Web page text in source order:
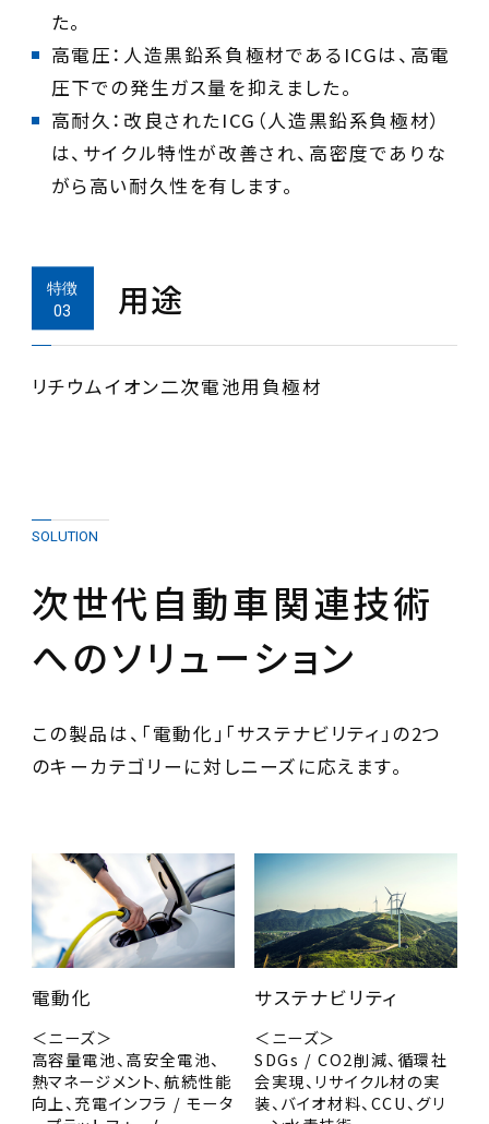
高電圧：人造黒鉛系負極材であるICGは、高電
圧下での発生ガス量を抑えました。
高耐久：改良されたICG（人造黒鉛系負極材）
は、サイクル特性が改善され、高密度でありな
がら高い耐久性を有します。
用途
リチウムイオン二次電池用負極材
SOLUTION
次世代自動車関連技術
へのソリューション
この製品は、「電動化」「サステナビリティ」の2つ
のキーカテゴリーに対しニーズに応えます。
電動化
＜ニーズ＞
高容量電池、高安全電池、
熱マネージメント、航続性能
向上、充電インフラ / モータ
サステナビリティ
＜ニーズ＞
SDGs / CO2削減、循環社
会実現、リサイクル材の実
装、バイオ材料、CCU、グリ